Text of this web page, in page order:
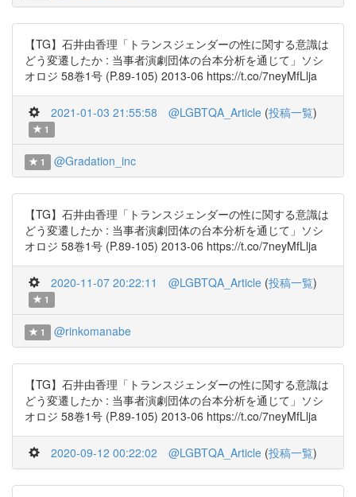
【TG】石井由香理「トランスジェンダーの性に関する意識は
どう変遷したか : 当事者演劇団体の台本分析を通じて」ソシ
オロジ 58巻1号 (P.89-105) 2013-06 https://t.co/7neyMfLlja
2021-01-03 21:55:58 @LGBTQA_Article (投稿一覧)
1
1 @Gradation_inc
【TG】石井由香理「トランスジェンダーの性に関する意識は
どう変遷したか : 当事者演劇団体の台本分析を通じて」ソシ
オロジ 58巻1号 (P.89-105) 2013-06 https://t.co/7neyMfLlja
2020-11-07 20:22:11 @LGBTQA_Article (投稿一覧)
1
1 @rinkomanabe
【TG】石井由香理「トランスジェンダーの性に関する意識は
どう変遷したか : 当事者演劇団体の台本分析を通じて」ソシ
オロジ 58巻1号 (P.89-105) 2013-06 https://t.co/7neyMfLlja
2020-09-12 00:22:02 @LGBTQA_Article (投稿一覧)